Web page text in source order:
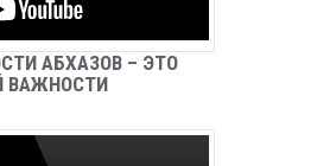
СОПРОВОЖДЕНИЮ
Новости
Новости
АБХАЗОВ – ЭТО
ВАЖНОСТИ